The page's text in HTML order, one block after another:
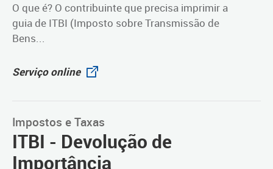
O que é? O contribuinte que precisa imprimir a
guia de ITBI (Imposto sobre Transmissão de
Bens...
Serviço online
Impostos e Taxas
ITBI - Devolução de
Importância